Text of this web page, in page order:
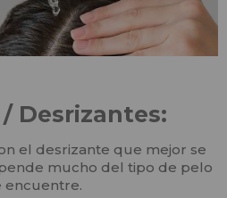
Desrizantes:
el desrizante que mejor se
mucho del tipo de pelo
encuentre.